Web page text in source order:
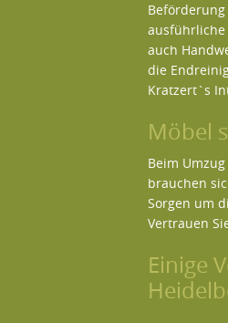
ausführliche
auch
die
Kratzert`s
Möbel
Beim
brauchen
Sorgen um
Vertrauen
Einige